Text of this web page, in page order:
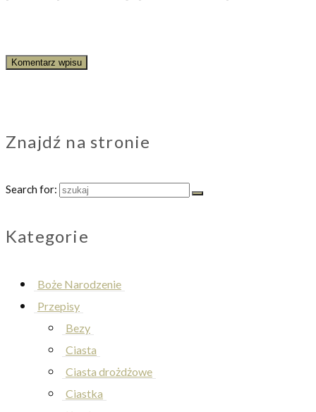
Znajdź na stronie
Search for:
Kategorie
Boże Narodzenie
Przepisy
Bezy
Ciasta
Ciasta drożdżowe
Ciastka